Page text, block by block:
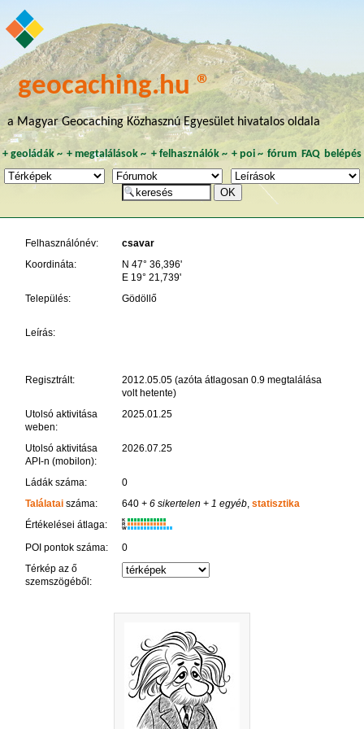
geocaching.hu ®
a Magyar Geocaching Közhasznú Egyesület hivatalos oldala
+geoládák~ +megtalálások ~ + felhasználók~ + poi~ fórum FAQ belépés
Felhasználónév:
csavar
Koordináta:
N 47° 36,396'
E 19° 21,739'
Település:
Gödöllő
Leírás:
Regisztrált:
2012.05.05 (azóta átlagosan 0.9 megtalálása
volt hetente)
Utolsó aktivitása
weben:
2025.01.25
Utolsó aktivitása
API-n (mobilon):
2026.07.25
Ládák száma:
0
Találataiszáma: 640+ 6 sikertelen + 1 egyéb, statisztika
Értékelései átlaga:
K
R
W
POI pontok száma:
0
Térkép az ő
szemszögéből: